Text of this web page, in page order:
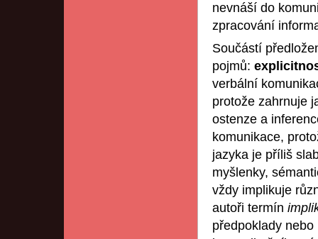
nevnáší do
zpracování
Součástí
pojmů:
verbální
protože zahrnuje
ostenze a
komunikace,
jazyka je příliš
myšlenky,
vždy implikuje
autoři termín
předpoklady